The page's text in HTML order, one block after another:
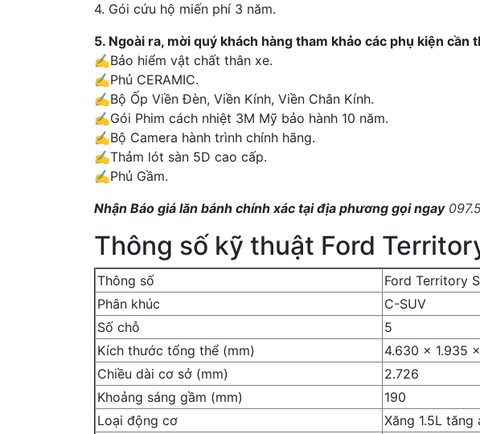
4. Gói cứu hộ miến phí 3 năm.
5. Ngoài ra, mời quý khách hàng tham khảo các phụ kiện cần
✍️Bảo hiểm vật chất thân xe.
✍️Phủ CERAMIC.
✍️Bộ Ốp Viền Đèn, Viền Kính, Viền Chân Kính.
✍️Gói Phim cách nhiệt 3M Mỹ bảo hành 10 năm.
✍️Bộ Camera hành trình chính hãng.
✍️Thảm lót sàn 5D cao cấp.
✍️Phủ Gầm.
Nhận Báo giá lăn bánh chính xác tại địa phương gọi ngay
Thông số kỹ thuật Ford
Thông số
Ford Territory
Phân khúc
C-SUV
Số chỗ
5
Kích thước tổng thể (mm)
4.630 x 1.935
Chiều dài cơ sở (mm)
2.726
Khoảng sáng gầm (mm)
190
Loại động cơ
Xăng 1.5L tăng